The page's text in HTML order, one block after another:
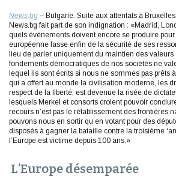
News.bg – Bulgarie. Suite aux attentats à
News.bg fait part de son indignation : «Madrid,
quels événements doivent encore se produire
européenne fasse enfin de la sécurité de ses
lieu de parler uniquement du maintien des valeurs
fondements démocratiques de nos sociétés ne
lequel ils sont écrits si nous ne sommes pas prêts
qui a offert au monde la civilisation moderne, les
respect de la liberté, est devenue la risée de
lesquels Merkel et consorts croient pouvoir
recours n’est pas le rétablissement des frontières
pouvons nous en sortir qu’en votant pour des
disposés à gagner la bataille contre la troisième
l’Europe est victime depuis 100 ans.»
L’Europe désemparée